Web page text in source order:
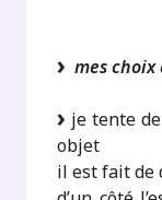
mes
je tente
objet
il est fait de